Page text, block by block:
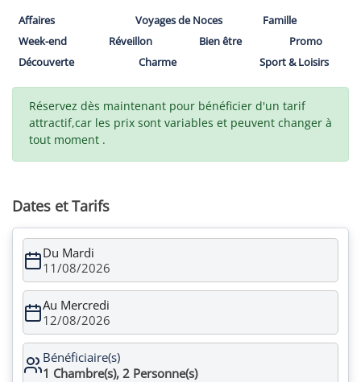
Affaires Voyages de Noces
Famille
Week-end
Réveillon Bien être
Promo
Découverte
Charme Sport & Loisirs
Réservez dès maintenant pour bénéficier d'un tarif
attractif,car les prix sont variables et peuvent changer à
tout moment .
Dates et Tarifs
Du Mardi
11/08/2026
Au Mercredi
12/08/2026
Bénéficiaire(s)
1 Chambre(s), 2 Personne(s)